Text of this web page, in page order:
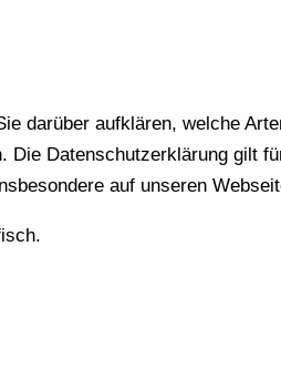
darüber aufklären, welche
Datenschutzerklärung gilt
auf unseren